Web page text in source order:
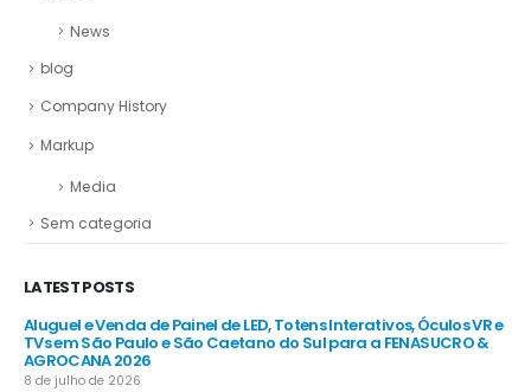
News
blog
Company History
Markup
Media
Sem categoria
LATEST POSTS
Aluguel e Venda de Painel de LED, Totens Interativos, Óculos VR e
TVs em São Paulo e São Caetano do Sul para a FENASUCRO &
AGROCANA 2026
8 de julho de 2026